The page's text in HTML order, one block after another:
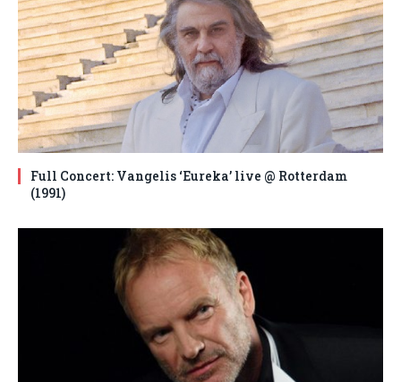
Full Concert: Vangelis ‘Eureka’ live @ Rotterdam
(1991)